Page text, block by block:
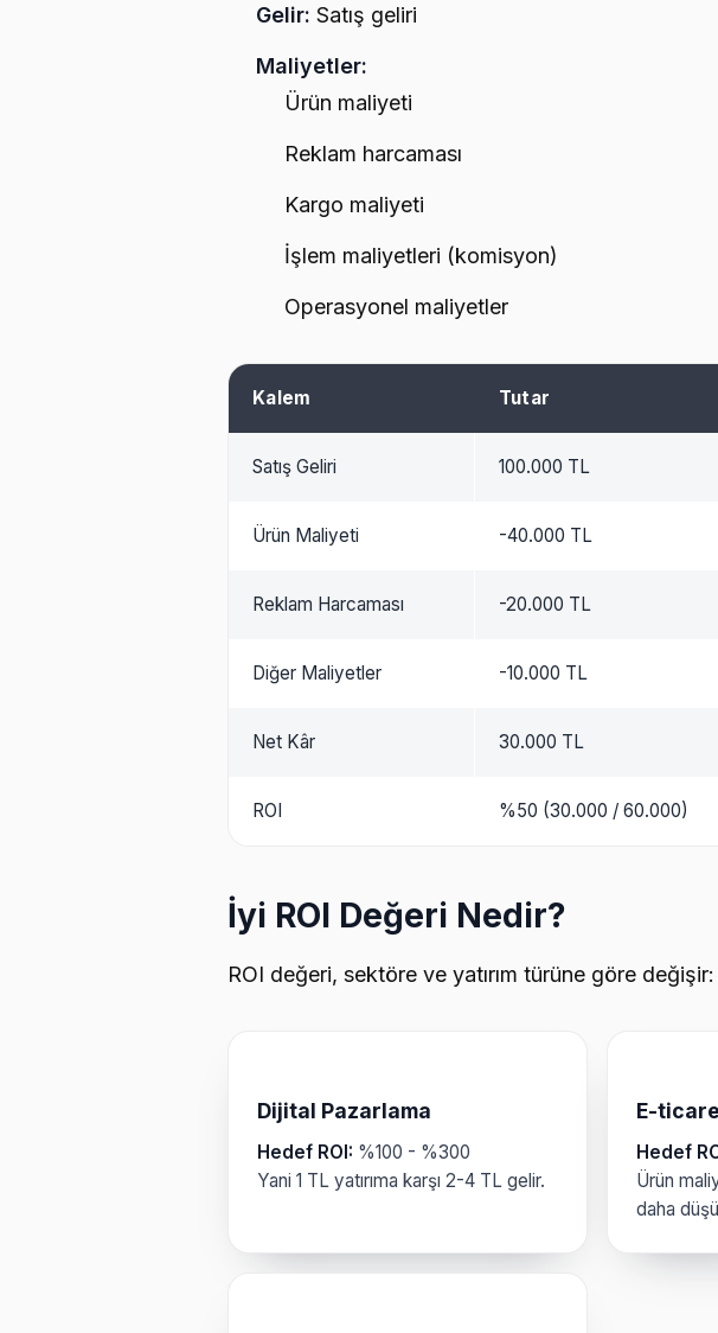
Gelir: Satış geliri
Maliyetler:
Ürün maliyeti
Reklam harcaması
Kargo maliyeti
İşlem maliyetleri (komisyon)
Operasyonel maliyetler
Kalem Tutar
Satış Geliri 100.000 TL
Ürün Maliyeti -40.000 TL
Reklam Harcaması -20.000 TL
Diğer Maliyetler -10.000 TL
Net Kâr 30.000 TL
ROI %50 (30.000 / 60.000)
İyi ROI Değeri Nedir?
ROI değeri, sektöre ve yatırım türüne göre değişir:
Dijital Pazarlama
Hedef ROI: %100 - %300
Yani 1 TL yatırıma karşı 2-4 TL gelir.
E-
Hedef
Ürün
daha